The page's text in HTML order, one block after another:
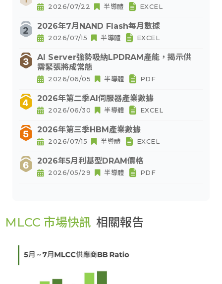
2026/07/22 半導體 EXCEL
2026年7月NAND Flash每月數據
2026/07/15 半導體 EXCEL
AI Server強勢吸納LPDRAM產能，揭示供
需緊張將成常態
2026/06/05 半導體 PDF
2026年第二季AI伺服器產業數據
2026/06/30 半導體 EXCEL
2026年第三季HBM產業數據
2026/07/15 半導體 EXCEL
2026年5月利基型DRAM價格
2026/05/29 半導體 PDF
MLCC 市場快訊 相關報告